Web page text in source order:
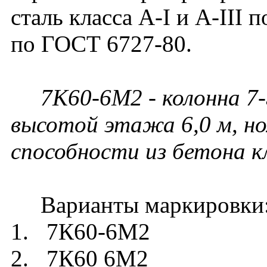
сталь класса A-I и A-III
по ГОСТ 6727-80.
7К60-6М2 - колонна
высотой этажа 6,0 м,
способности из бетона
Варианты
1. 7К60-6М2
2. 7К60 6М2